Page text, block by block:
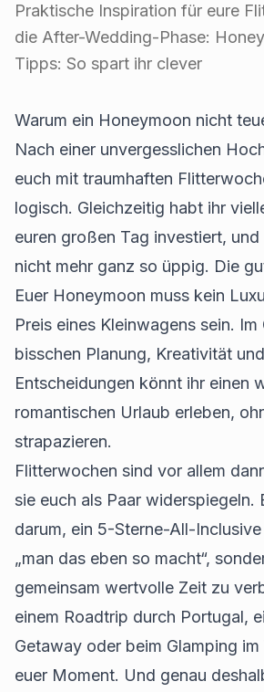
Praktische Inspiration für eure
die After-Wedding-Phase:
Tipps: So spart ihr clever
Warum ein Honeymoon nicht
Nach einer unvergesslichen
euch mit traumhaften
logisch. Gleichzeitig habt ihr
euren großen Tag investiert,
nicht mehr ganz so üppig. Die
Euer Honeymoon muss kein
Preis eines Kleinwagens sein.
bisschen Planung, Kreativität
Entscheidungen könnt ihr einen
romantischen Urlaub erleben,
strapazieren.
Flitterwochen sind vor allem
sie euch als Paar widerspiegeln.
darum, ein 5-Sterne-All-
„man das eben so macht“,
gemeinsam wertvolle Zeit zu
einem Roadtrip durch Portugal,
Getaway oder beim Glamping im
euer Moment. Und genau